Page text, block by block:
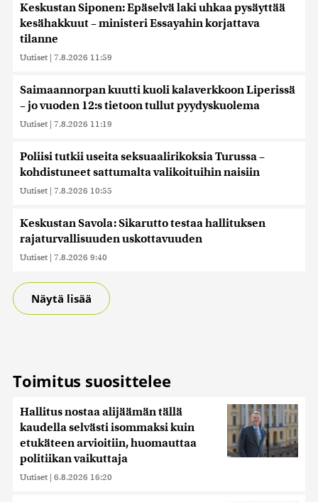
Keskustan Siponen: Epäselvä laki uhkaa pysäyttää
kesähakkuut – ministeri Essayahin korjattava
tilanne
Uutiset | 7.8.2026 11:59
Saimaannorpan kuutti kuoli kalaverkkoon Liperissä
– jo vuoden 12:s tietoon tullut pyydyskuolema
Uutiset | 7.8.2026 11:19
Poliisi tutkii useita seksuaalirikoksia Turussa –
kohdistuneet sattumalta valikoituihin naisiin
Uutiset | 7.8.2026 10:55
Keskustan Savola: Sikarutto testaa hallituksen
rajaturvallisuuden uskottavuuden
Uutiset | 7.8.2026 9:40
Näytä lisää
Toimitus suosittelee
Hallitus nostaa alijäämän tällä
kaudella selvästi isommaksi kuin
etukäteen arvioitiin, huomauttaa
politiikan vaikuttaja
Uutiset | 6.8.2026 16:20